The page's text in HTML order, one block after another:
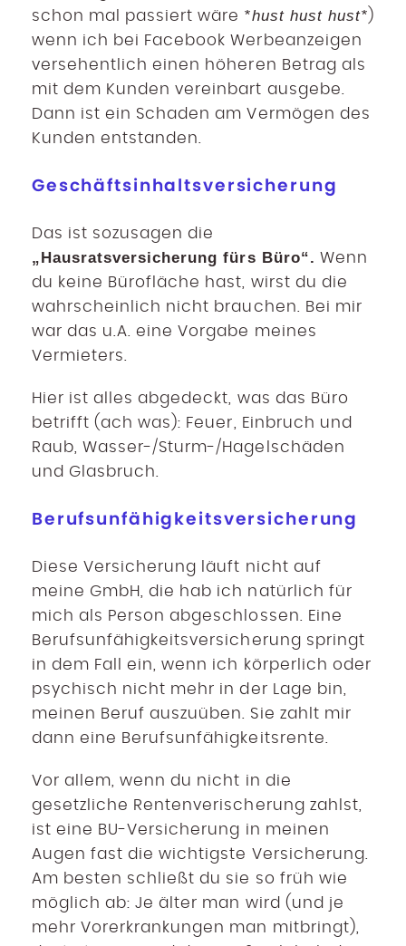
schon mal passiert wäre *hust hust hust* )
wenn ich bei Facebook Werbeanzeigen
versehentlich einen höheren Betrag als
mit dem Kunden vereinbart ausgebe.
Dann ist ein Schaden am Vermögen des
Kunden entstanden.
Geschäftsinhaltsversicherung
Das ist sozusagen die
„Hausratsversicherung fürs Büro“. Wenn
du keine Bürofläche hast, wirst du die
wahrscheinlich nicht brauchen. Bei mir
war das u.A. eine Vorgabe meines
Vermieters.
Hier ist alles abgedeckt, was das Büro
betrifft (ach was): Feuer, Einbruch und
Raub, Wasser-/Sturm-/Hagelschäden
und Glasbruch.
Berufsunfähigkeitsversicherung
Diese Versicherung läuft nicht auf
meine GmbH, die hab ich natürlich für
mich als Person abgeschlossen. Eine
Berufsunfähigkeitsversicherung springt
in dem Fall ein, wenn ich körperlich oder
psychisch nicht mehr in der Lage bin,
meinen Beruf auszuüben. Sie zahlt mir
dann eine Berufsunfähigkeitsrente.
Vor allem, wenn du nicht in die
gesetzliche Rentenverischerung zahlst,
ist eine BU-Versicherung in meinen
Augen fast die wichtigste Versicherung.
Am besten schließt du sie so früh wie
möglich ab: Je älter man wird (und je
mehr Vorerkrankungen man mitbringt),